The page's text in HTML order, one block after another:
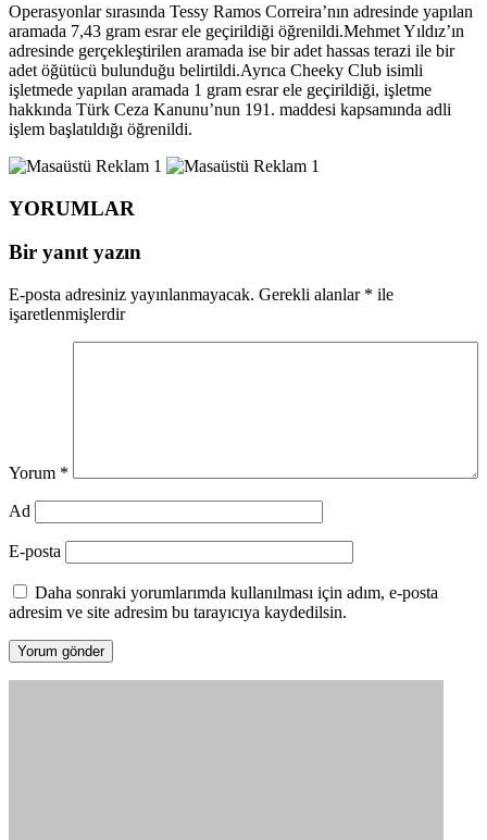
Operasyonlar sırasında Tessy Ramos Correira’nın adresinde yapılan
aramada 7,43 gram esrar ele geçirildiği öğrenildi.Mehmet Yıldız’ın
adresinde gerçekleştirilen aramada ise bir adet hassas terazi ile bir
adet öğütücü bulunduğu belirtildi.Ayrıca Cheeky Club isimli
işletmede yapılan aramada 1 gram esrar ele geçirildiği, işletme
hakkında Türk Ceza Kanunu’nun 191. maddesi kapsamında adli
işlem başlatıldığı öğrenildi.
YORUMLAR
Bir yanıt yazın
E-posta adresiniz yayınlanmayacak. Gerekli alanlar * ile
işaretlenmişlerdir
Yorum *
Ad
E-posta
Daha sonraki yorumlarımda kullanılması için adım, e-posta
adresim ve site adresim bu tarayıcıya kaydedilsin.